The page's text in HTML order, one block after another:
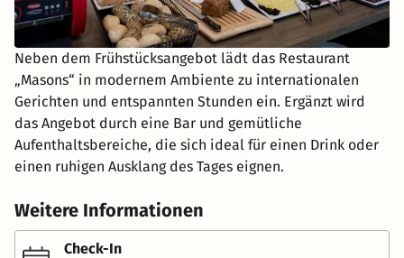
Neben dem Frühstücksangebot lädt das Restaurant
„Masons“ in modernem Ambiente zu internationalen
Gerichten und entspannten Stunden ein. Ergänzt wird
das Angebot durch eine Bar und gemütliche
Aufenthaltsbereiche, die sich ideal für einen Drink oder
einen ruhigen Ausklang des Tages eignen.
Weitere Informationen
Check-In